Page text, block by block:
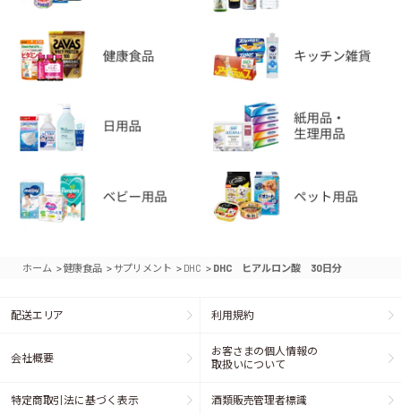
ホーム >健康食品 >サプリメント > DHC > DHC ヒアルロン酸 30日分
配送エリア 利用規約
会社概要
お客さまの個人情報の
取扱いについて
特定商取引法に基づく表示 酒類販売管理者標識